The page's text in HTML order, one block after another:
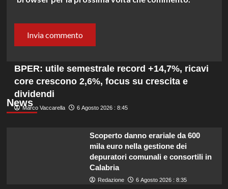
News
BPER: utile semestrale record +14,7%, ricavi
core crescono 2,6%, focus su crescita e
dividendi
Marco Vaccarella 6 Agosto 2026 : 8:45
Scoperto danno erariale da 600
mila euro nella gestione dei
depuratori comunali e consortili in
Calabria
Redazione 6 Agosto 2026 : 8:35